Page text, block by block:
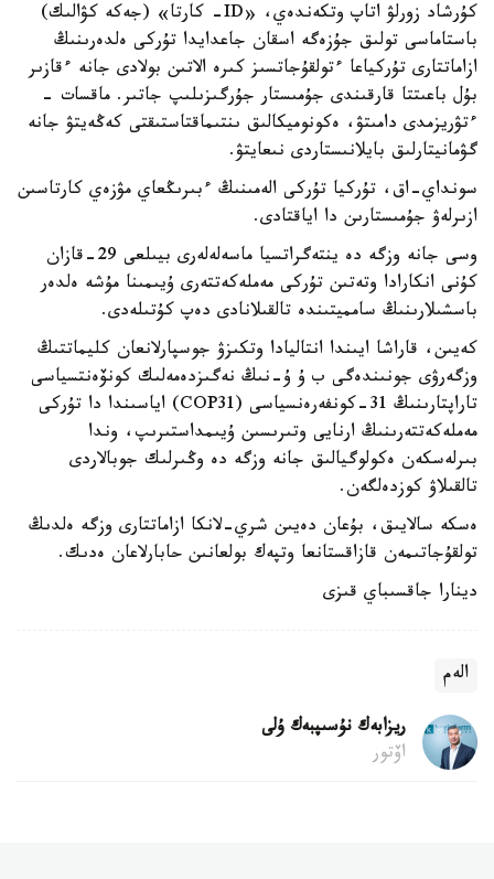
كۇرشاد زورلۋ اتاپ وتكەندەي، «ID- كارتا» (جەكە كۋالىك)
باستاماسى تولىق جۇزەگە اسقان جاعدايدا تۇركى ەلدەرىنىڭ
ازاماتتارى تۇركياعا ءتولقۇجاتسىز كىرە الاتىن بولادى جانە ءقازىر
بۇل باعىتتا قارقىندى جۇمىستار جۇرگىزىلىپ جاتىر. ماقسات -
ءتۋريزمدى دامىتۋ، ەكونوميكالىق ىنتىماقتاستىقتى كەڭەيتۋ جانە
گۋمانيتارلىق بايلانىستاردى نىعايتۋ.
سونداي-اق، تۇركيا تۇركى الەمىنىڭ ءبىرىڭعاي مۋزەي كارتاسىن
ازىرلەۋ جۇمىستارىن دا اياقتادى.
وسى جانە وزگە دە ينتەگراتسيا ماسەلەلەرى بيىلعى 29-قازان
كۇنى انكارادا وتەتىن تۇركى مەملەكەتتەرى ۇيىمىنا مۇشە ەلدەر
باسشىلارىنىڭ سامميتىندە تالقىلانادى دەپ كۇتىلەدى.
كەيىن، قاراشا ايىندا انتاليادا وتكىزۋ جوسپارلانعان كليماتتىڭ
وزگەرۋى جونىندەگى ب ۇ ۇ-نىڭ نەگىزدەمەلىك كونۆەنتسياسى
تاراپتارىنىڭ 31-كونفەرەنسياسى (COP31) اياسىندا دا تۇركى
مەملەكەتتەرىنىڭ ارنايى وتىرىسىن ۇيىمداستىرىپ، وندا
بىرلەسكەن ەكولوگيالىق جانە وزگە دە وڭىرلىك جوبالاردى
تالقىلاۋ كوزدەلگەن.
ەسكە سالايىق، بۇعان دەيىن شري-لانكا ازاماتتارى وزگە ەلدىڭ
تولقۇجاتىمەن قازاقستانعا وتپەك بولعانىن حابارلاعان ەدىك.
دينارا جاقسىباي قىزى
الەم
ريزابەك نۇسىپبەك ۇلى
اۆتور